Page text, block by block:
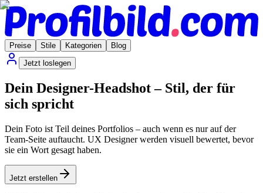
Preise Stile Kategorien
Blog
Jetzt loslegen
Dein Designer-Headshot – Stil, der für
sich spricht
Dein Foto ist Teil deines Portfolios – auch wenn es nur auf der
Team-Seite auftaucht. UX Designer werden visuell bewertet, bevor
sie ein Wort gesagt haben.
Jetzt erstellen